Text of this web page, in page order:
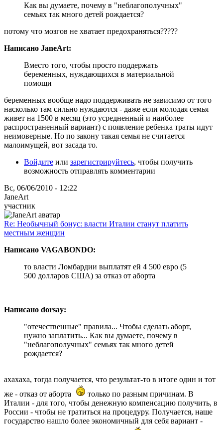
Как вы думаете, почему в "неблагополучных"
семьях так много детей рождается?
потому что мозгов не хватает предохраняться?????
Написано JaneArt:
Вместо того, чтобы просто поддержать
беременных, нуждающихся в материальной
помощи
беременных вообще надо поддерживать не зависимо от того
насколько там сильно нуждаются - даже если молодая семья
живет на 1500 в месяц (это усредненный и наиболее
распространенный вариант) с появление ребенка траты идут
неимоверные. Но по закону такая семья не считается
малоимущей, вот засада то.
Войдите или зарегистрируйтесь, чтобы получить
возможность отправлять комментарии
Вс, 06/06/2010 - 12:22
JaneArt
участник
Re: Необычный бонус: власти Италии станут платить
местным женщин
Написано VAGABONDO:
то власти Ломбардии выплатят ей 4 500 евро (5
500 долларов США) за отказ от аборта
Написано dorsay:
"отечественные" правила... Чтобы сделать аборт,
нужно заплатить... Как вы думаете, почему в
"неблагополучных" семьях так много детей
рождается?
ахахаха, тогда получается, что результат-то в итоге один и тот
же - отказ от аборта
только по разным причинам. В
Италии - для того, чтобы денежную компенсацию получить, в
России - чтобы не тратиться на процедуру. Получается, наше
государство нашло более экономичный для себя вариант -